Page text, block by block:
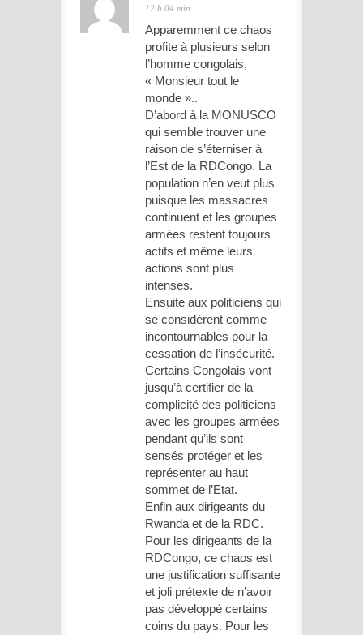
12 h 04 min
Apparemment ce chaos
profite à plusieurs selon
l’homme congolais,
« Monsieur tout le
monde »..
D’abord à la MONUSCO
qui semble trouver une
raison de s’éterniser à
l’Est de la RDCongo. La
population n’en veut plus
puisque les massacres
continuent et les groupes
armées restent toujours
actifs et même leurs
actions sont plus
intenses.
Ensuite aux politiciens qui
se considèrent comme
incontournables pour la
cessation de l’insécurité.
Certains Congolais vont
jusqu’à certifier de la
complicité des politiciens
avec les groupes armées
pendant qu’ils sont
sensés protéger et les
représenter au haut
sommet de l’Etat.
Enfin aux dirigeants du
Rwanda et de la RDC.
Pour les dirigeants de la
RDCongo, ce chaos est
une justification suffisante
et joli prétexte de n’avoir
pas développé certains
coins du pays. Pour les